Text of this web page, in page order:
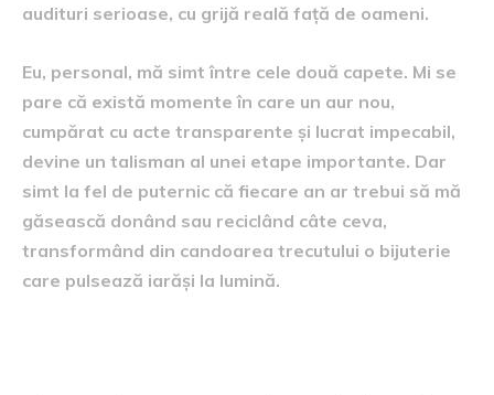
audituri serioase, cu grijă reală față de oameni.
Eu, personal, mă simt între cele două capete. Mi se
pare că există momente în care un aur nou,
cumpărat cu acte transparente și lucrat impecabil,
devine un talisman al unei etape importante. Dar
simt la fel de puternic că fiecare an ar trebui să mă
găsească donând sau reciclând câte ceva,
transformând din candoarea trecutului o bijuterie
care pulsează iarăși la lumină.